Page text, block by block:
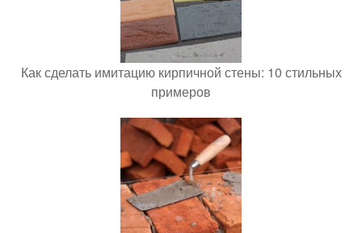
Как сделать имитацию кирпичной стены: 10 стильных
примеров